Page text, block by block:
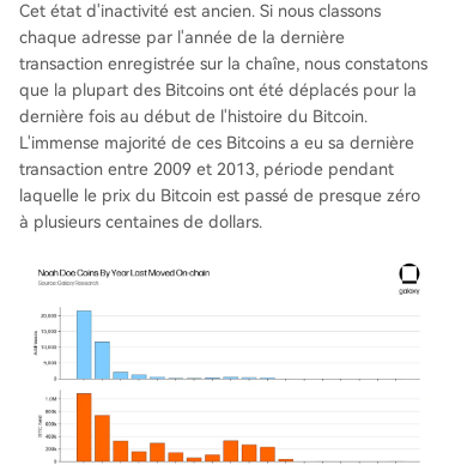
Cet état d'inactivité est ancien. Si nous classons
chaque adresse par l'année de la dernière
transaction enregistrée sur la chaîne, nous constatons
que la plupart des Bitcoins ont été déplacés pour la
dernière fois au début de l'histoire du Bitcoin.
L'immense majorité de ces Bitcoins a eu sa dernière
transaction entre 2009 et 2013, période pendant
laquelle le prix du Bitcoin est passé de presque zéro
à plusieurs centaines de dollars.